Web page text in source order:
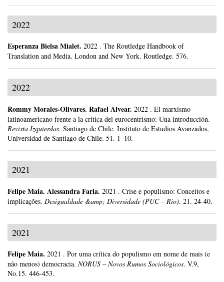
2022
Esperanza Bielsa Mialet. 2022 . The Routledge Handbook of
Translation and Media. London and New York. Routledge. 576.
2022
Rommy Morales-Olivares. Rafael Alvear. 2022 . El marxismo
latinoamericano frente a la crítica del eurocentrismo: Una introducción.
Revista Izquierdas. Santiago de Chile. Instituto de Estudios Avanzados,
Universidad de Santiago de Chile. 51. 1–10.
2021
Felipe Maia. Alessandra Faria. 2021 . Crise e populismo: Conceitos e
implicações. Desigualdade &amp; Diversidade (PUC – Rio). 21. 24-40.
2021
Felipe Maia. 2021 . Por uma crítica do populismo em nome de mais (e
não menos) democracia. NORUS – Novos Rumos Sociológicos. V.9,
No.15. 446-453.